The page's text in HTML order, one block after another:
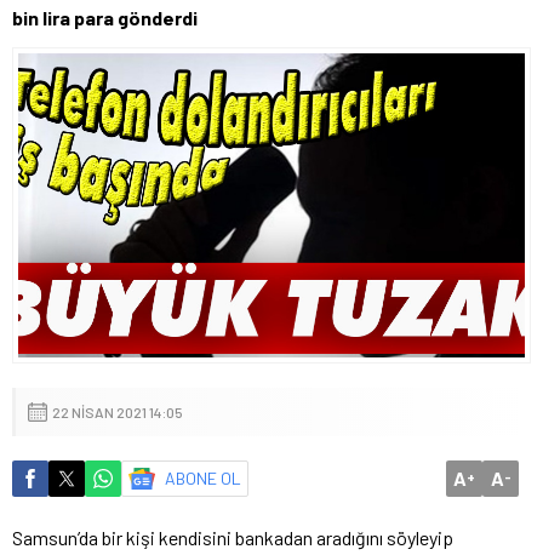
bin lira para gönderdi
22 NISAN 2021 14:05
ABONE OL A+ A-
Samsun’da bir kişi kendisini bankadan aradığını söyleyip